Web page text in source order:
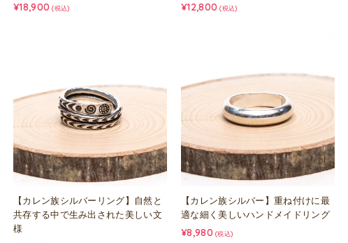
¥18,900 (税込) ¥12,800 (税込)
【カレン族シルバーリング】自然と
共存する中で生み出された美しい文
様
【カレン族シルバー】重ね付けに最
適な細く美しいハンドメイドリング
¥8,980 (税込)